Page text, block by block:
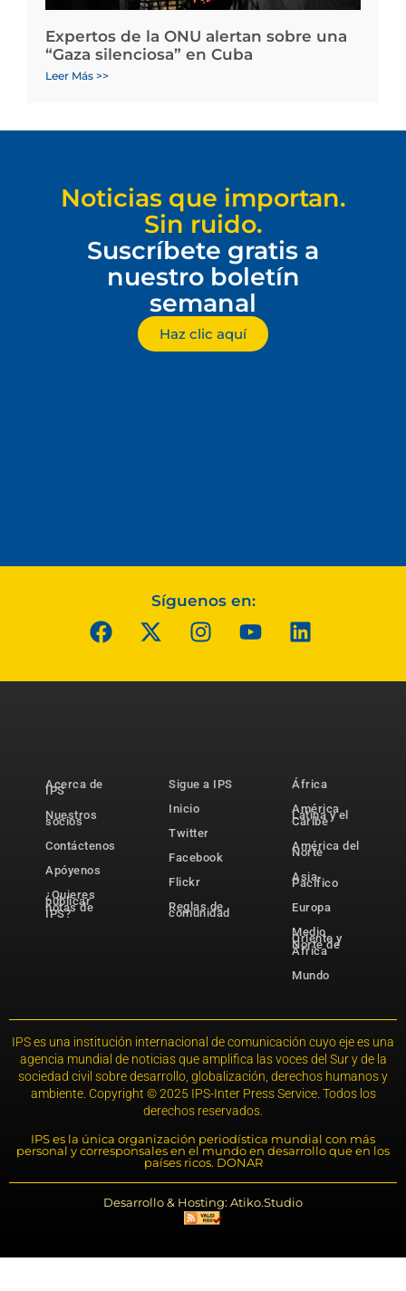
Expertos de la ONU alertan sobre una
“Gaza silenciosa” en Cuba
Leer Más >>
Noticias que importan.
Sin ruido.
Suscríbete gratis a
nuestro boletín
semanal
Haz clic aquí
Síguenos en:
Acerca de
IPS
Nuestros
socios
Contáctenos
Apóyenos
¿Quieres
publicar
notas de
IPS?
Sigue a IPS
Inicio
Twitter
Facebook
Flickr
Reglas de
comunidad
África
América
Latina y el
Caribe
América del
Norte
Asia-
Pacífico
Europa
Medio
Oriente y
Norte de
África
Mundo
IPS es una institución internacional de comunicación cuyo eje es una
agencia mundial de noticias que amplifica las voces del Sur y de la
sociedad civil sobre desarrollo, globalización, derechos humanos y
ambiente. Copyright © 2025 IPS-Inter Press Service. Todos los
derechos reservados.
IPS es la única organización periodística mundial con más
personal y corresponsales en el mundo en desarrollo que en los
países ricos. DONAR
Desarrollo & Hosting: Atiko.Studio